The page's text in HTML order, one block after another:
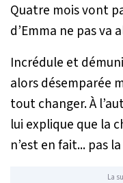
Quatre mois vont
d’Emma ne pas va
Incrédule et
alors désemparée
tout changer. À
lui explique que la
n’est en fait... pas
La